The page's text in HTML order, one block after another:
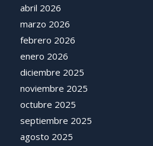
abril 2026
marzo 2026
febrero 2026
enero 2026
diciembre 2025
noviembre 2025
octubre 2025
septiembre 2025
agosto 2025